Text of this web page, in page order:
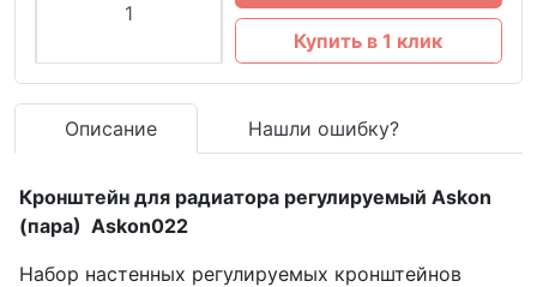
Купить в 1 клик
Описание Нашли ошибку?
Кронштейн для радиатора регулируемый Askon
(пара) Askon022
Набор настенных регулируемых кронштейнов